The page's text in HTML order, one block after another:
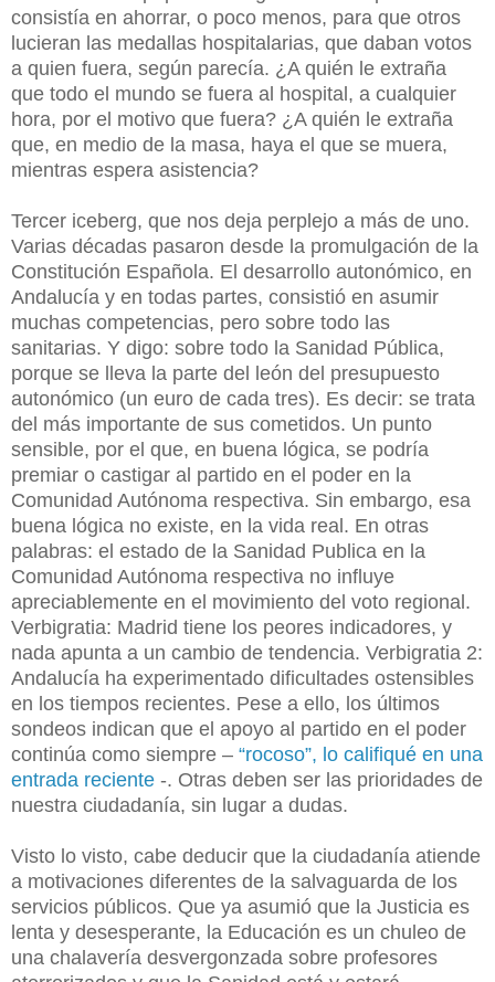
consistía en ahorrar, o poco menos, para que otros
lucieran las medallas hospitalarias, que daban votos
a quien fuera, según parecía. ¿A quién le extraña
que todo el mundo se fuera al hospital, a cualquier
hora, por el motivo que fuera? ¿A quién le extraña
que, en medio de la masa, haya el que se muera,
mientras espera asistencia?
Tercer iceberg, que nos deja perplejo a más de uno.
Varias décadas pasaron desde la promulgación de la
Constitución Española. El desarrollo autonómico, en
Andalucía y en todas partes, consistió en asumir
muchas competencias, pero sobre todo las
sanitarias. Y digo: sobre todo la Sanidad Pública,
porque se lleva la parte del león del presupuesto
autonómico (un euro de cada tres). Es decir: se trata
del más importante de sus cometidos. Un punto
sensible, por el que, en buena lógica, se podría
premiar o castigar al partido en el poder en la
Comunidad Autónoma respectiva. Sin embargo, esa
buena lógica no existe, en la vida real. En otras
palabras: el estado de la Sanidad Publica en la
Comunidad Autónoma respectiva no influye
apreciablemente en el movimiento del voto regional.
Verbigratia: Madrid tiene los peores indicadores, y
nada apunta a un cambio de tendencia. Verbigratia 2:
Andalucía ha experimentado dificultades ostensibles
en los tiempos recientes. Pese a ello, los últimos
sondeos indican que el apoyo al partido en el poder
continúa como siempre – “rocoso”, lo califiqué en una
entrada reciente -. Otras deben ser las prioridades de
nuestra ciudadanía, sin lugar a dudas.
Visto lo visto, cabe deducir que la ciudadanía atiende
a motivaciones diferentes de la salvaguarda de los
servicios públicos. Que ya asumió que la Justicia es
lenta y desesperante, la Educación es un chuleo de
una chalavería desvergonzada sobre profesores